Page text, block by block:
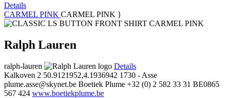
Details
CARMEL PINK CARMEL PINK }
Ralph Lauren
ralph-lauren
Details
Kalkoven 2 50.9121952,4.1936942 1730 - Asse
plume.asse@skynet.be Boetiek Plume +32 (0) 2 582 33 31 BE0865
567 424 www.boetiekplume.be